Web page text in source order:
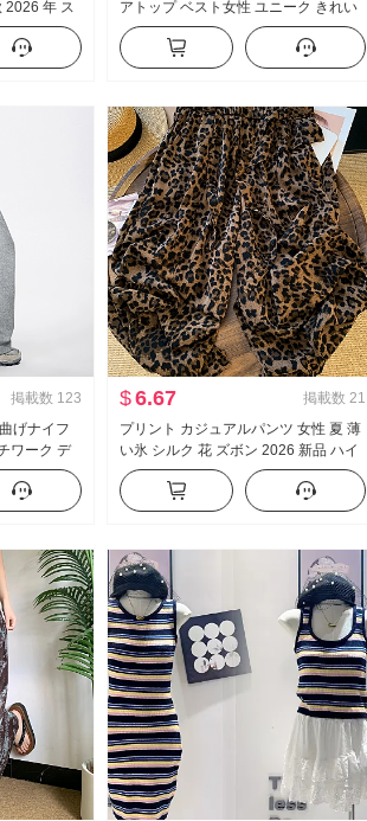
2026 年 ス
高度 感 万
アトップ ベスト女性 ユニーク きれい
外出用 セクシースタイル セクシー ノ
ースリーブ 小 トップス
掲載数 123
げナイフ
ワーク デ
ム効果 垂
イドパン
$6.67 掲載数 21
プリント カジュアルパンツ 女性 夏 薄
い氷 シルク 花 ズボン 2026 新品 ハイ
ウエスト ルーズ 風 ビーチ ワイド 脚
ストレートパンツ